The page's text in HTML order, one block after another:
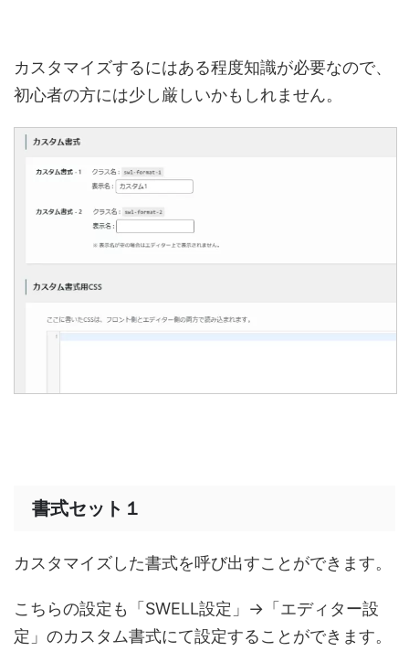
カスタマイズするにはある程度知識が必要なので、
初心者の方には少し厳しいかもしれません。
書式セット１
カスタマイズした書式を呼び出すことができます。
こちらの設定も「SWELL設定」→「エディター設
定」のカスタム書式にて設定することができます。